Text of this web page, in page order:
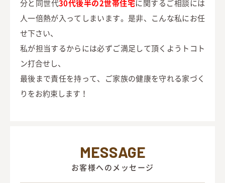
分と同世代30代後半の2世帯住宅に関するご相談には
人一倍熱が入ってしまいます。是非、こんな私にお任
せ下さい、
私が担当するからには必ずご満足して頂くようトコト
ン打合せし、
最後まで責任を持って、ご家族の健康を守れる家づく
りをお約束します！
MESSAGE
お客様へのメッセージ